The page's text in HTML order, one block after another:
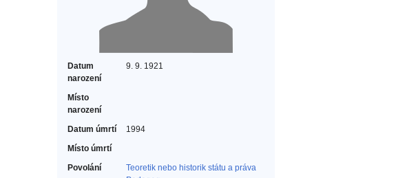
Datum
narození
9. 9. 1921
Místo
narození
Datum úmrtí
1994
Místo úmrtí
Povolání
Teoretik nebo historik státu a práva‎